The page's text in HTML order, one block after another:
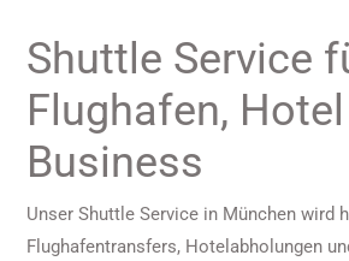
Shuttle Service
Flughafen,
Business
Unser Shuttle Service in München wird
Flughafentransfers, Hotelabholungen